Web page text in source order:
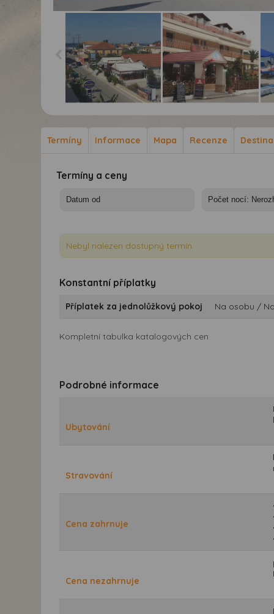
Apartmány Piccadilly
Apartmány Piccadilly
Termíny
Informace Mapa Recenze
Termíny a ceny
Nebyl nalezen dostupný termín.
Konstantní příplatky
Příplatek za jednolůžkový pokoj Na osobu /
Kompletní tabulka katalogových cen
Podrobné informace
Ubytování
Stravování
Cena zahrnuje
Cena nezahrnuje